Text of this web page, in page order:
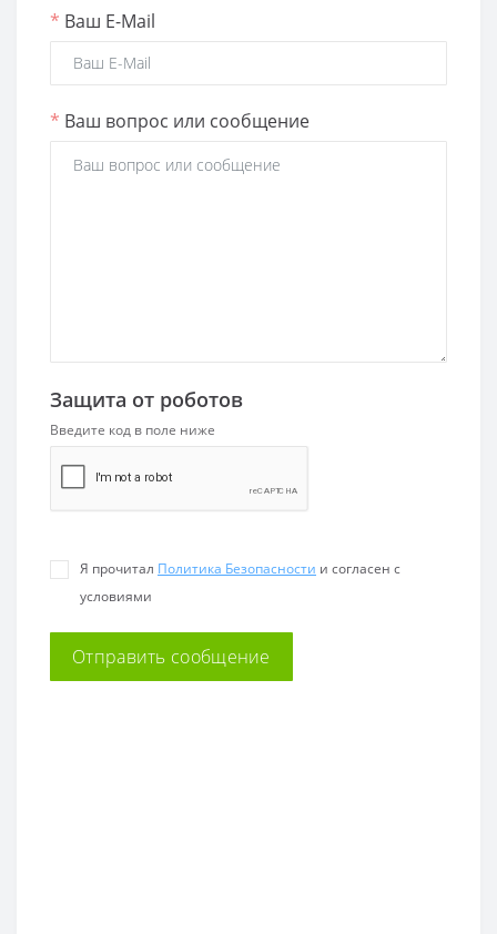
* Ваш E-Mail
* Ваш вопрос или сообщение
Защита от роботов
Введите код в поле ниже
Я прочитал Политика Безопасности и согласен с
условиями